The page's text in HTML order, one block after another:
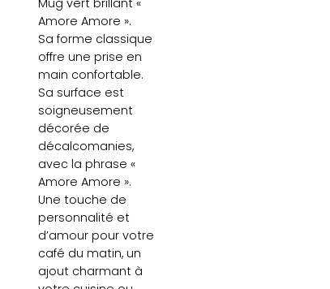
Mug vert brillant «
Amore Amore ».
Sa forme classique
offre une prise en
main confortable.
Sa surface est
soigneusement
décorée de
décalcomanies,
avec la phrase «
Amore Amore ».
Une touche de
personnalité et
d’amour pour votre
café du matin, un
ajout charmant à